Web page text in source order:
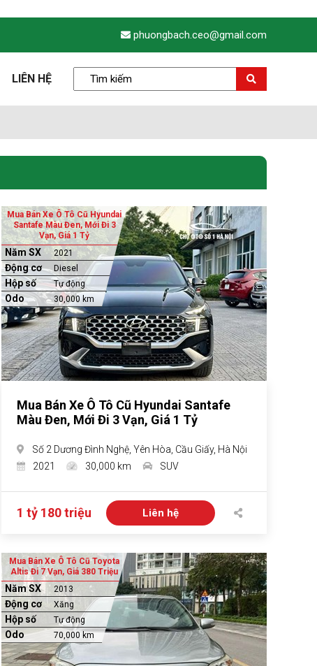
phuongbach.ceo@gmail.com
LIÊN HỆ
Mua Bán Xe Ô Tô Cũ Hyundai
Santafe Màu Đen, Mới Đi 3
Vạn, Giá 1 Tỷ
Năm SX 2021
Động cơ Diesel
Hộp số Tự động
Odo 30,000 km
Mua Bán Xe Ô Tô Cũ Hyundai Santafe
Màu Đen, Mới Đi 3 Vạn, Giá 1 Tỷ
Số 2 Dương Đình Nghệ, Yên Hòa, Cầu Giấy, Hà Nội
2021
30,000 km SUV
1 tỷ 180 triệu Liên hệ
Mua Bán Xe Ô Tô Cũ Toyota
Altis Đi 7 Vạn, Giá 380 Triệu
Năm SX 2013
Động cơ Xăng
Hộp số Tự động
Odo 70,000 km